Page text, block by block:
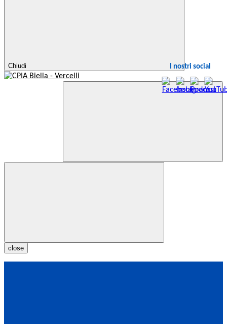
Chiudi I nostri social
close